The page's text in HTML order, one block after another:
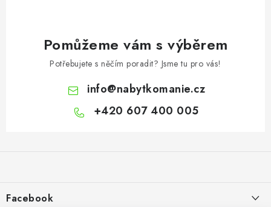
Pomůžeme vám s výběrem
Potřebujete s něčím poradit? Jsme tu pro vás!
info@nabytkomanie.cz
+420 607 400 005
aFacebook